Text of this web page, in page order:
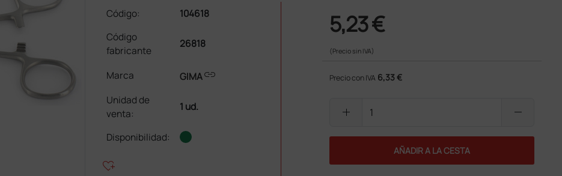
Código:
104618
Código
fabricante
26818
Marca GIMAlink
Unidad de
venta:
1 ud.
Disponibilidad:
heart_plus
5,23 €
(Precio sin IVA)
Precio con IVA 6,33 €
add remove
AÑADIR A LA CESTA